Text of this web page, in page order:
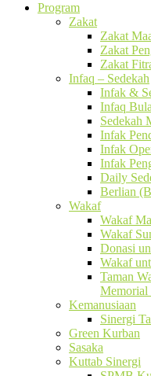
Program
Zakat
Zakat
Zakat
Zakat
Infaq – Sedekah
Infak &
Infaq
Sedekah
Infak
Infak
Infak
Daily
Berlian
Wakaf
Wakaf
Wakaf
Donasi
Wakaf
Taman
Memorial
Kemanusiaan
Sinergi
Green Kurban
Sasaka
Kuttab Sinergi